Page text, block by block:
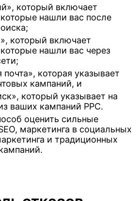
который включает
нашли вас после
который включает
нашли вас через
почта», которая указывает
кампаний, и
который указывает на
ваших кампаний PPC.
оценить сильные
маркетинга в социальных
и традиционных